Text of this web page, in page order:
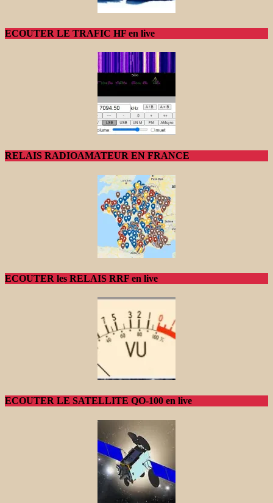
ECOUTER LE TRAFIC HF en live
RELAIS RADIOAMATEUR EN FRANCE
ECOUTER les RELAIS RRF en live
ECOUTER LE SATELLITE QO-100 en live